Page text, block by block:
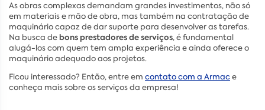
As obras complexas demandam grandes investimentos, não só
em materiais e mão de obra, mas também na contratação de
maquinário capaz de dar suporte para desenvolver as tarefas.
Na busca debons prestadores de serviços, é fundamental
alugá-los com quem tem ampla experiência e ainda oferece o
maquinário adequado aos projetos.
Ficou interessado? Então, entre em contato com a Armace
conheça mais sobre os serviços da empresa!